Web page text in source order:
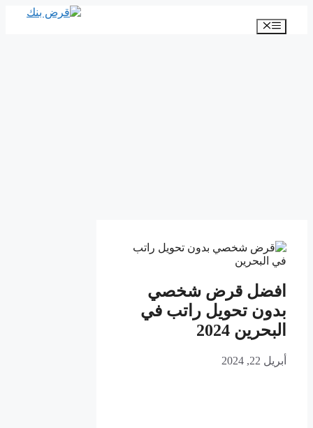
المحتوى
القائمة
افضل قرض شخصي
بدون تحويل راتب في
البحرين 2024
أبريل 22, 2024